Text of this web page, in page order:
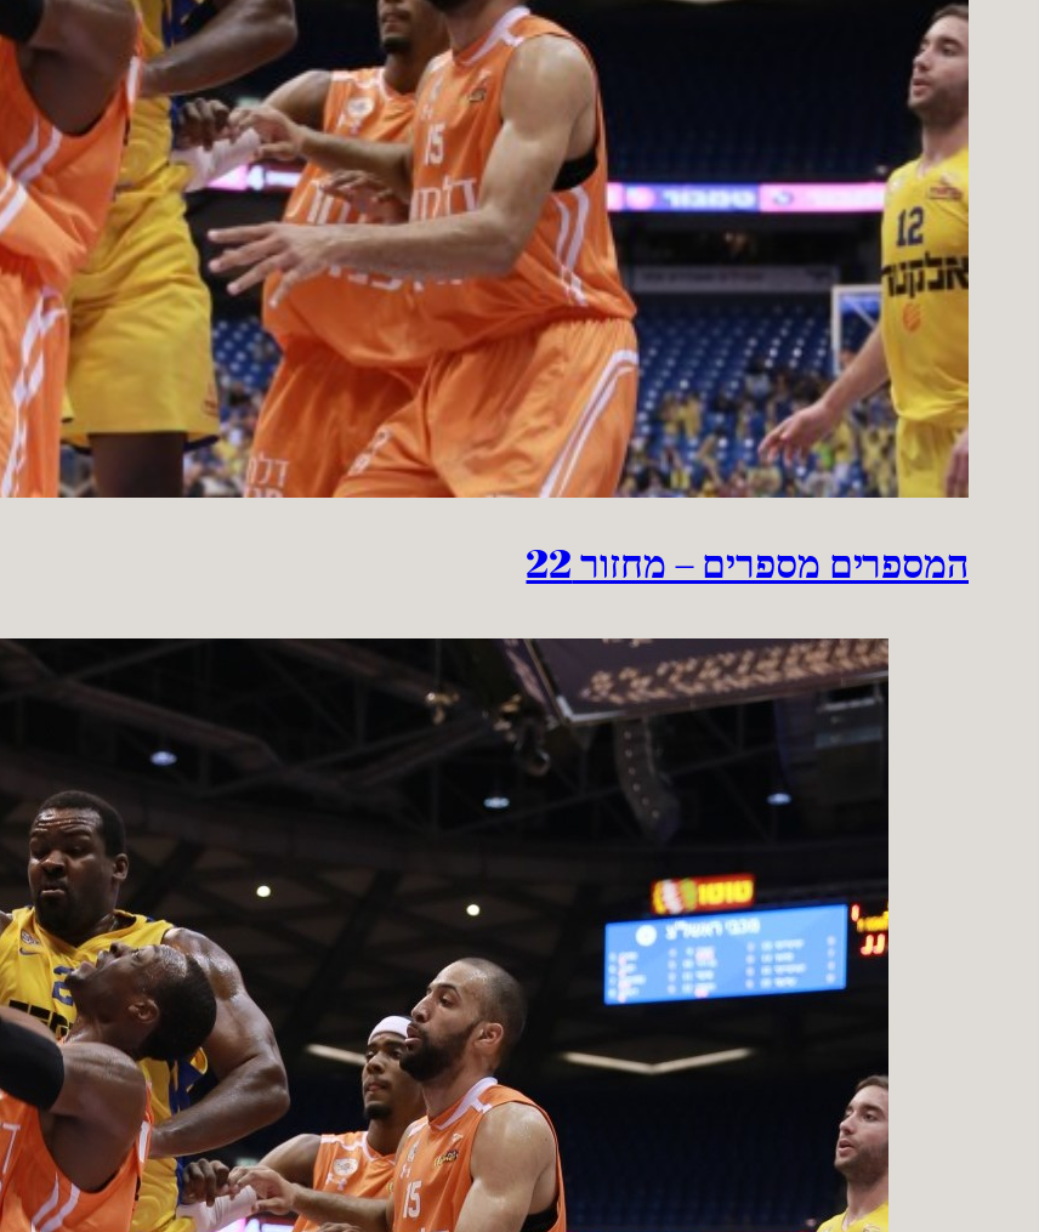
המספרים מספרים – מחזור 22